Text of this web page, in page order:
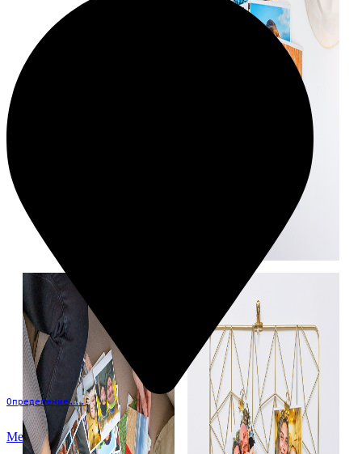
Определение...
Меню